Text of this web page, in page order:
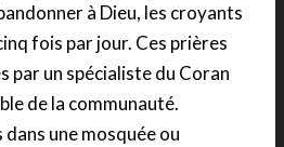
à Dieu, les croyants
fois par jour. Ces prières
par un spécialiste du Coran
de la communauté.
une mosquée ou